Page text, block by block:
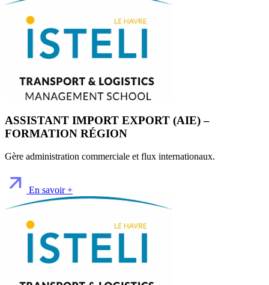
ASSISTANT IMPORT EXPORT (AIE) –
FORMATION RÉGION
Gère administration commerciale et flux internationaux.
En savoir +